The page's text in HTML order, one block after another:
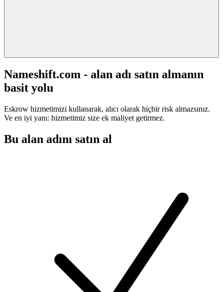
Nameshift.com - alan adı satın almanın
basit yolu
Eskrow hizmetimizi kullanarak, alıcı olarak hiçbir risk almazsınız.
Ve en iyi yanı: hizmetimiz size ek maliyet getirmez.
Bu alan adını satın al